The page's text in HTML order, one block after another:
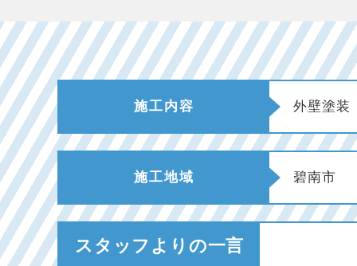
施工内容 外壁塗装
施工地域 碧南市
スタッフよりの一言